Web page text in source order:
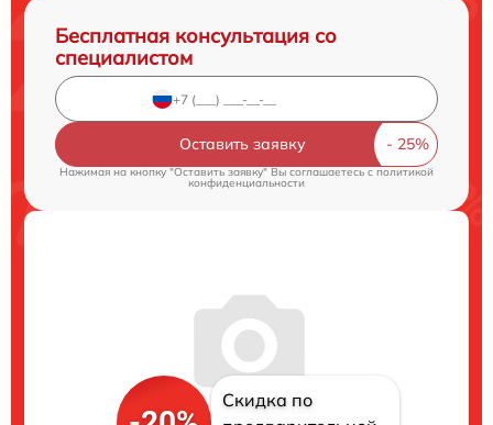
Бесплатная консультация со
специалистом
Оставить заявку
Нажимая на кнопку "Оставить заявку" Вы соглашаетесь cполитикой
конфиденциальности
Скидка по